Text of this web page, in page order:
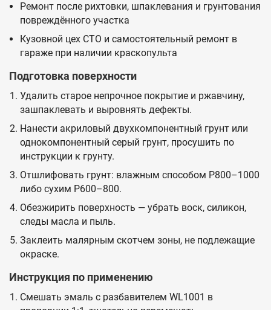
Ремонт после рихтовки, шпаклевания и грунтования
повреждённого участка
Кузовной цех СТО и самостоятельный ремонт в
гараже при наличии краскопульта
Подготовка поверхности
Удалить старое непрочное покрытие и ржавчину,
зашпаклевать и выровнять дефекты.
Нанести акриловый двухкомпонентный грунт или
однокомпонентный серый грунт, просушить по
инструкции к грунту.
Отшлифовать грунт: влажным способом P800–1000
либо сухим P600–800.
Обезжирить поверхность — убрать воск, силикон,
следы масла и пыль.
Заклеить малярным скотчем зоны, не подлежащие
окраске.
Инструкция по применению
Смешать эмаль с разбавителем WL1001 в